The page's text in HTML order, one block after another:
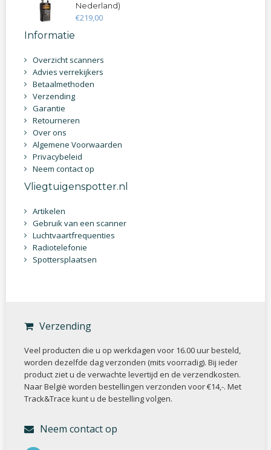
Nederland)
€219,00
Informatie
Overzicht scanners
Advies verrekijkers
Betaalmethoden
Verzending
Garantie
Retourneren
Over ons
Algemene Voorwaarden
Privacybeleid
Neem contact op
Vliegtuigenspotter.nl
Artikelen
Gebruik van een scanner
Luchtvaartfrequenties
Radiotelefonie
Spottersplaatsen
Verzending
Veel producten die u op werkdagen voor 16.00 uur besteld,
worden dezelfde dag verzonden (mits voorradig). Bij ieder
product ziet u de verwachte levertijd en de verzendkosten.
Naar België worden bestellingen verzonden voor €14,-. Met
Track&Trace kunt u de bestelling volgen.
Neem contact op